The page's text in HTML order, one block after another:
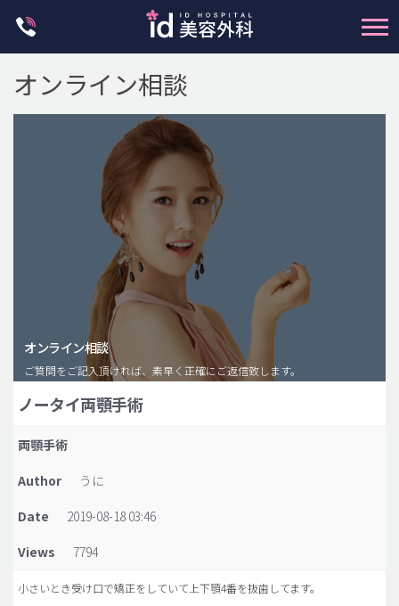
脂肪注入(アンチエイジング)
豊胸手術・バストアップ
プチ整形
idリアルストーリー
idニュース
病院紹介
安全整形
オンライン相談
オンライン相談
ご質問をご記入頂ければ、素早く正確にご返信致します。
ノータイ両顎手術
両顎手術
Author
うに
Date
2019-08-18 03:46
Views
7794
小さいとき受け口で矯正をしていて上下顎4番を抜歯してます。